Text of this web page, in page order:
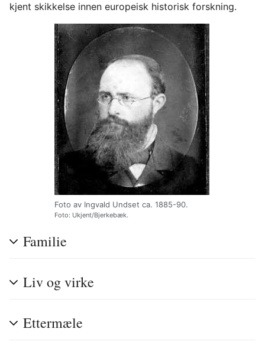
kjent skikkelse innen europeisk historisk forskning.
Foto av Ingvald Undset ca. 1885-90.
Foto: Ukjent/Bjerkebæk.
Familie
Liv og virke
Ettermæle